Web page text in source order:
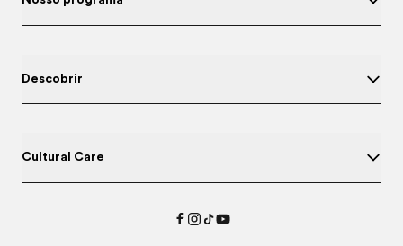
Descobrir
Cultural Care